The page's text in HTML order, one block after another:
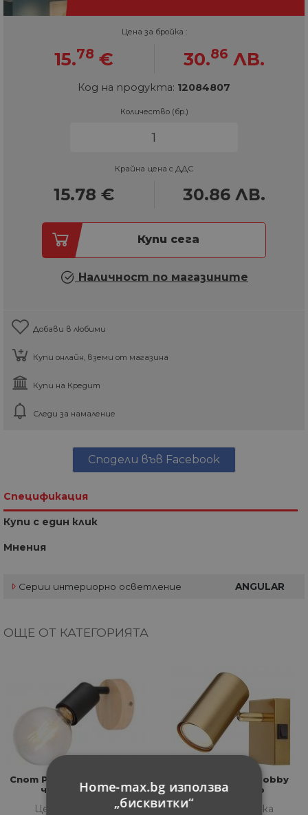
Цена за бройка :
15.78 € 30.86 ЛВ.
Код на продукта: 12084807
Количество (бр.)
Крайна цена с ДДС
15.78 € 30.86 ЛВ.
Купи сега
Наличност по магазините
Добави в любими
Купи онлайн, вземи от магазина
Купи на Кредит
Следи за намаление
Сподели във Facebook
Спецификация
Купи с един клик
Мнения
Серии интериорно осветление ANGULAR
ОЩЕ ОТ КАТЕГОРИЯТА
Спот Pablo единица E27,
черен/дърво
Цена за бройка
Спот единица Robby
GU10, злато
Цена за бройка
Home-max.bg използва
„бисквитки“